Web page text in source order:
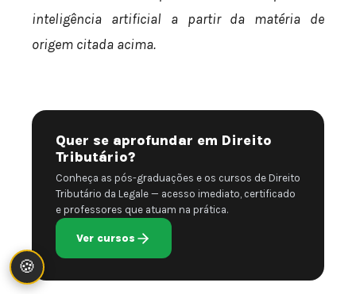
inteligência artificial a partir da matéria de
origem citada acima.
Quer se aprofundar em Direito
Tributário?
Conheça as pós-graduações e os cursos de Direito
Tributário da Legale — acesso imediato, certificado
e professores que atuam na prática.
Ver cursos
🍪